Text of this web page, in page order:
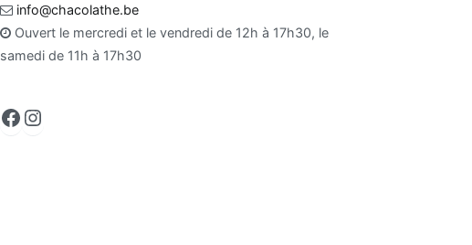
info@chacolathe.be
Ouvert le mercredi et le vendredi de 12h à 17h30, le
samedi de 11h à 17h30
Facebook